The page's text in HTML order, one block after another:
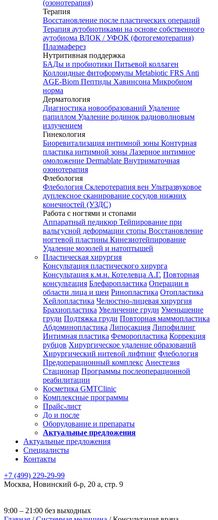
(озонотерапия)
Терапия
Восстановление после пластических операций
Терапия аутобиотиками на основе собственного
аутобиома ВЛОК / УФОК (фотогемотерапия)
Плазмаферез
Нутритивная поддержка
БАДы и пробиотики Питьевой коллаген
Коллоидные фитоформулы Metabiotic FRS Anti
AGE-Biom Пептиды Хавинсона Микробиом
норма
Дерматология
Диагностика новообразований Удаление
папиллом Удаление родинок радиоволновым
излучением
Гинекология
Биоревитализация интимной зоны Контурная
пластика интимной зоны Лазерное интимное
омоложение Dermablate Внутриматочная
озонотерапия
Флебология
Флебология Склеротерапия вен Ультразвуковое
дуплексное сканирование сосудов нижних
конечностей (УЗДС)
Работа с ногтями и стопами
Аппаратный педикюр Тейпирование при
вальгусной деформации стопы Восстановление
ногтевой пластины Кинезиотейпирование
Удаление мозолей и натоптышей
Пластическая хирургия
Консультация пластического хирурга
Консультация к.м.н. Котелевца А.Г. Повторная
консультация Блефаропластика Операции в
области лица и шеи Ринопластика Отопластика
Хейлопластика Челюстно-лицевая хирургия
Брахиопластика Увеличение груди Уменьшение
груди Подтяжка груди Повторная маммопластика
Абдоминопластика Липосакция Липофилинг
Интимная пластика Феморопластика Коррекция
рубцов Хирургическое удаление образований
Хирургический нитевой лифтинг Флебология
Предоперационный комплекс Анестезия
Стационар Программы послеоперационной
реабилитации
Косметика GMTClinic
Комплексные программы
Прайс-лист
До и после
Оборудование и препараты
Актуальные предложения
Актуальные предложения
Специалисты
Контакты
+7 (499) 229-29-99
Москва, Новинский б-р, 20 а, стр. 9
9:00 – 21:00 без выходных